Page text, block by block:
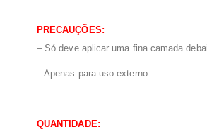
PRECAUÇÕES:
– Só deve aplicar uma fina camada
– Apenas para uso externo.
QUANTIDADE: